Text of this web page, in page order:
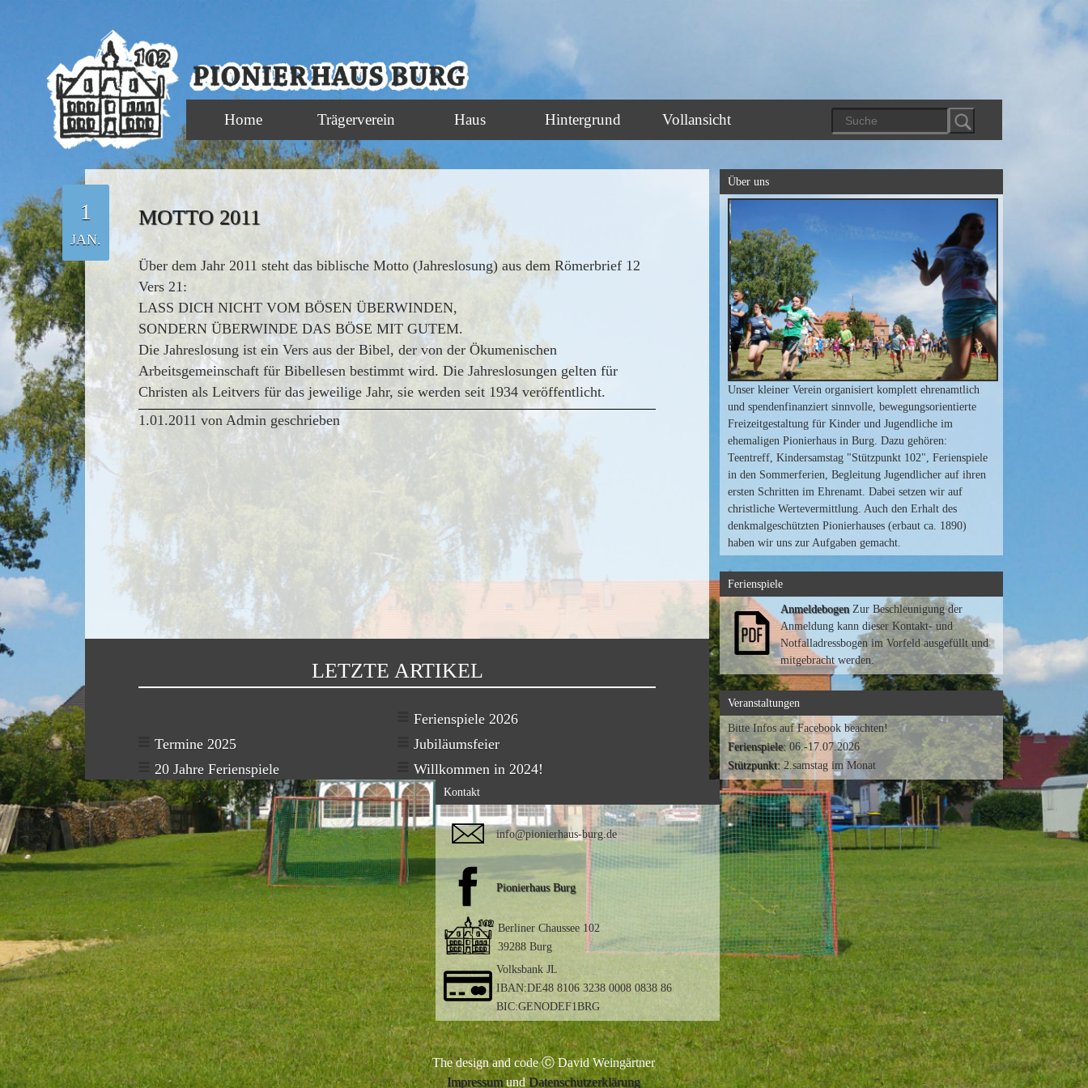
Home Trägerverein Haus Hintergrund Vollansicht
1
JAN.
MOTTO 2011
Über dem Jahr 2011 steht das biblische Motto (Jahreslosung) aus dem Römerbrief 12
Vers 21:
LASS DICH NICHT VOM BÖSEN ÜBERWINDEN,
SONDERN ÜBERWINDE DAS BÖSE MIT GUTEM.
Die Jahreslosung ist ein Vers aus der Bibel, der von der Ökumenischen
Arbeitsgemeinschaft für Bibellesen bestimmt wird. Die Jahreslosungen gelten für
Christen als Leitvers für das jeweilige Jahr, sie werden seit 1934 veröffentlicht.
1.01.2011 von Admin geschrieben
LETZTE ARTIKEL
Ferienspiele 2026
Termine 2025
Jubiläumsfeier
20 Jahre Ferienspiele
Willkommen in 2024!
Über uns
Unser kleiner Verein organisiert komplett ehrenamtlich
und spendenfinanziert sinnvolle, bewegungsorientierte
Freizeitgestaltung für Kinder und Jugendliche im
ehemaligen Pionierhaus in Burg. Dazu gehören:
Teentreff, Kindersamstag "Stützpunkt 102", Ferienspiele
in den Sommerferien, Begleitung Jugendlicher auf ihren
ersten Schritten im Ehrenamt. Dabei setzen wir auf
christliche Wertevermittlung. Auch den Erhalt des
denkmalgeschützten Pionierhauses (erbaut ca. 1890)
haben wir uns zur Aufgaben gemacht.
Ferienspiele
AnmeldebogenZur Beschleunigung der
Anmeldung kann dieser Kontakt- und
Notfalladressbogen im Vorfeld ausgefüllt und
mitgebracht werden.
Veranstaltungen
Bitte Infos auf Facebook beachten!
Ferienspiele:06.-17.07.2026
Stützpunkt:2.samstag im Monat
Kontakt
info@pionierhaus-burg.de
Pionierhaus Burg
Berliner Chaussee 102
39288 Burg
Volksbank JL
IBAN:DE48 8106 3238 0008 0838 86
BIC:GENODEF1BRG
The design and code Ⓒ David Weingärtner
ImpressumundDatenschutzerklärung